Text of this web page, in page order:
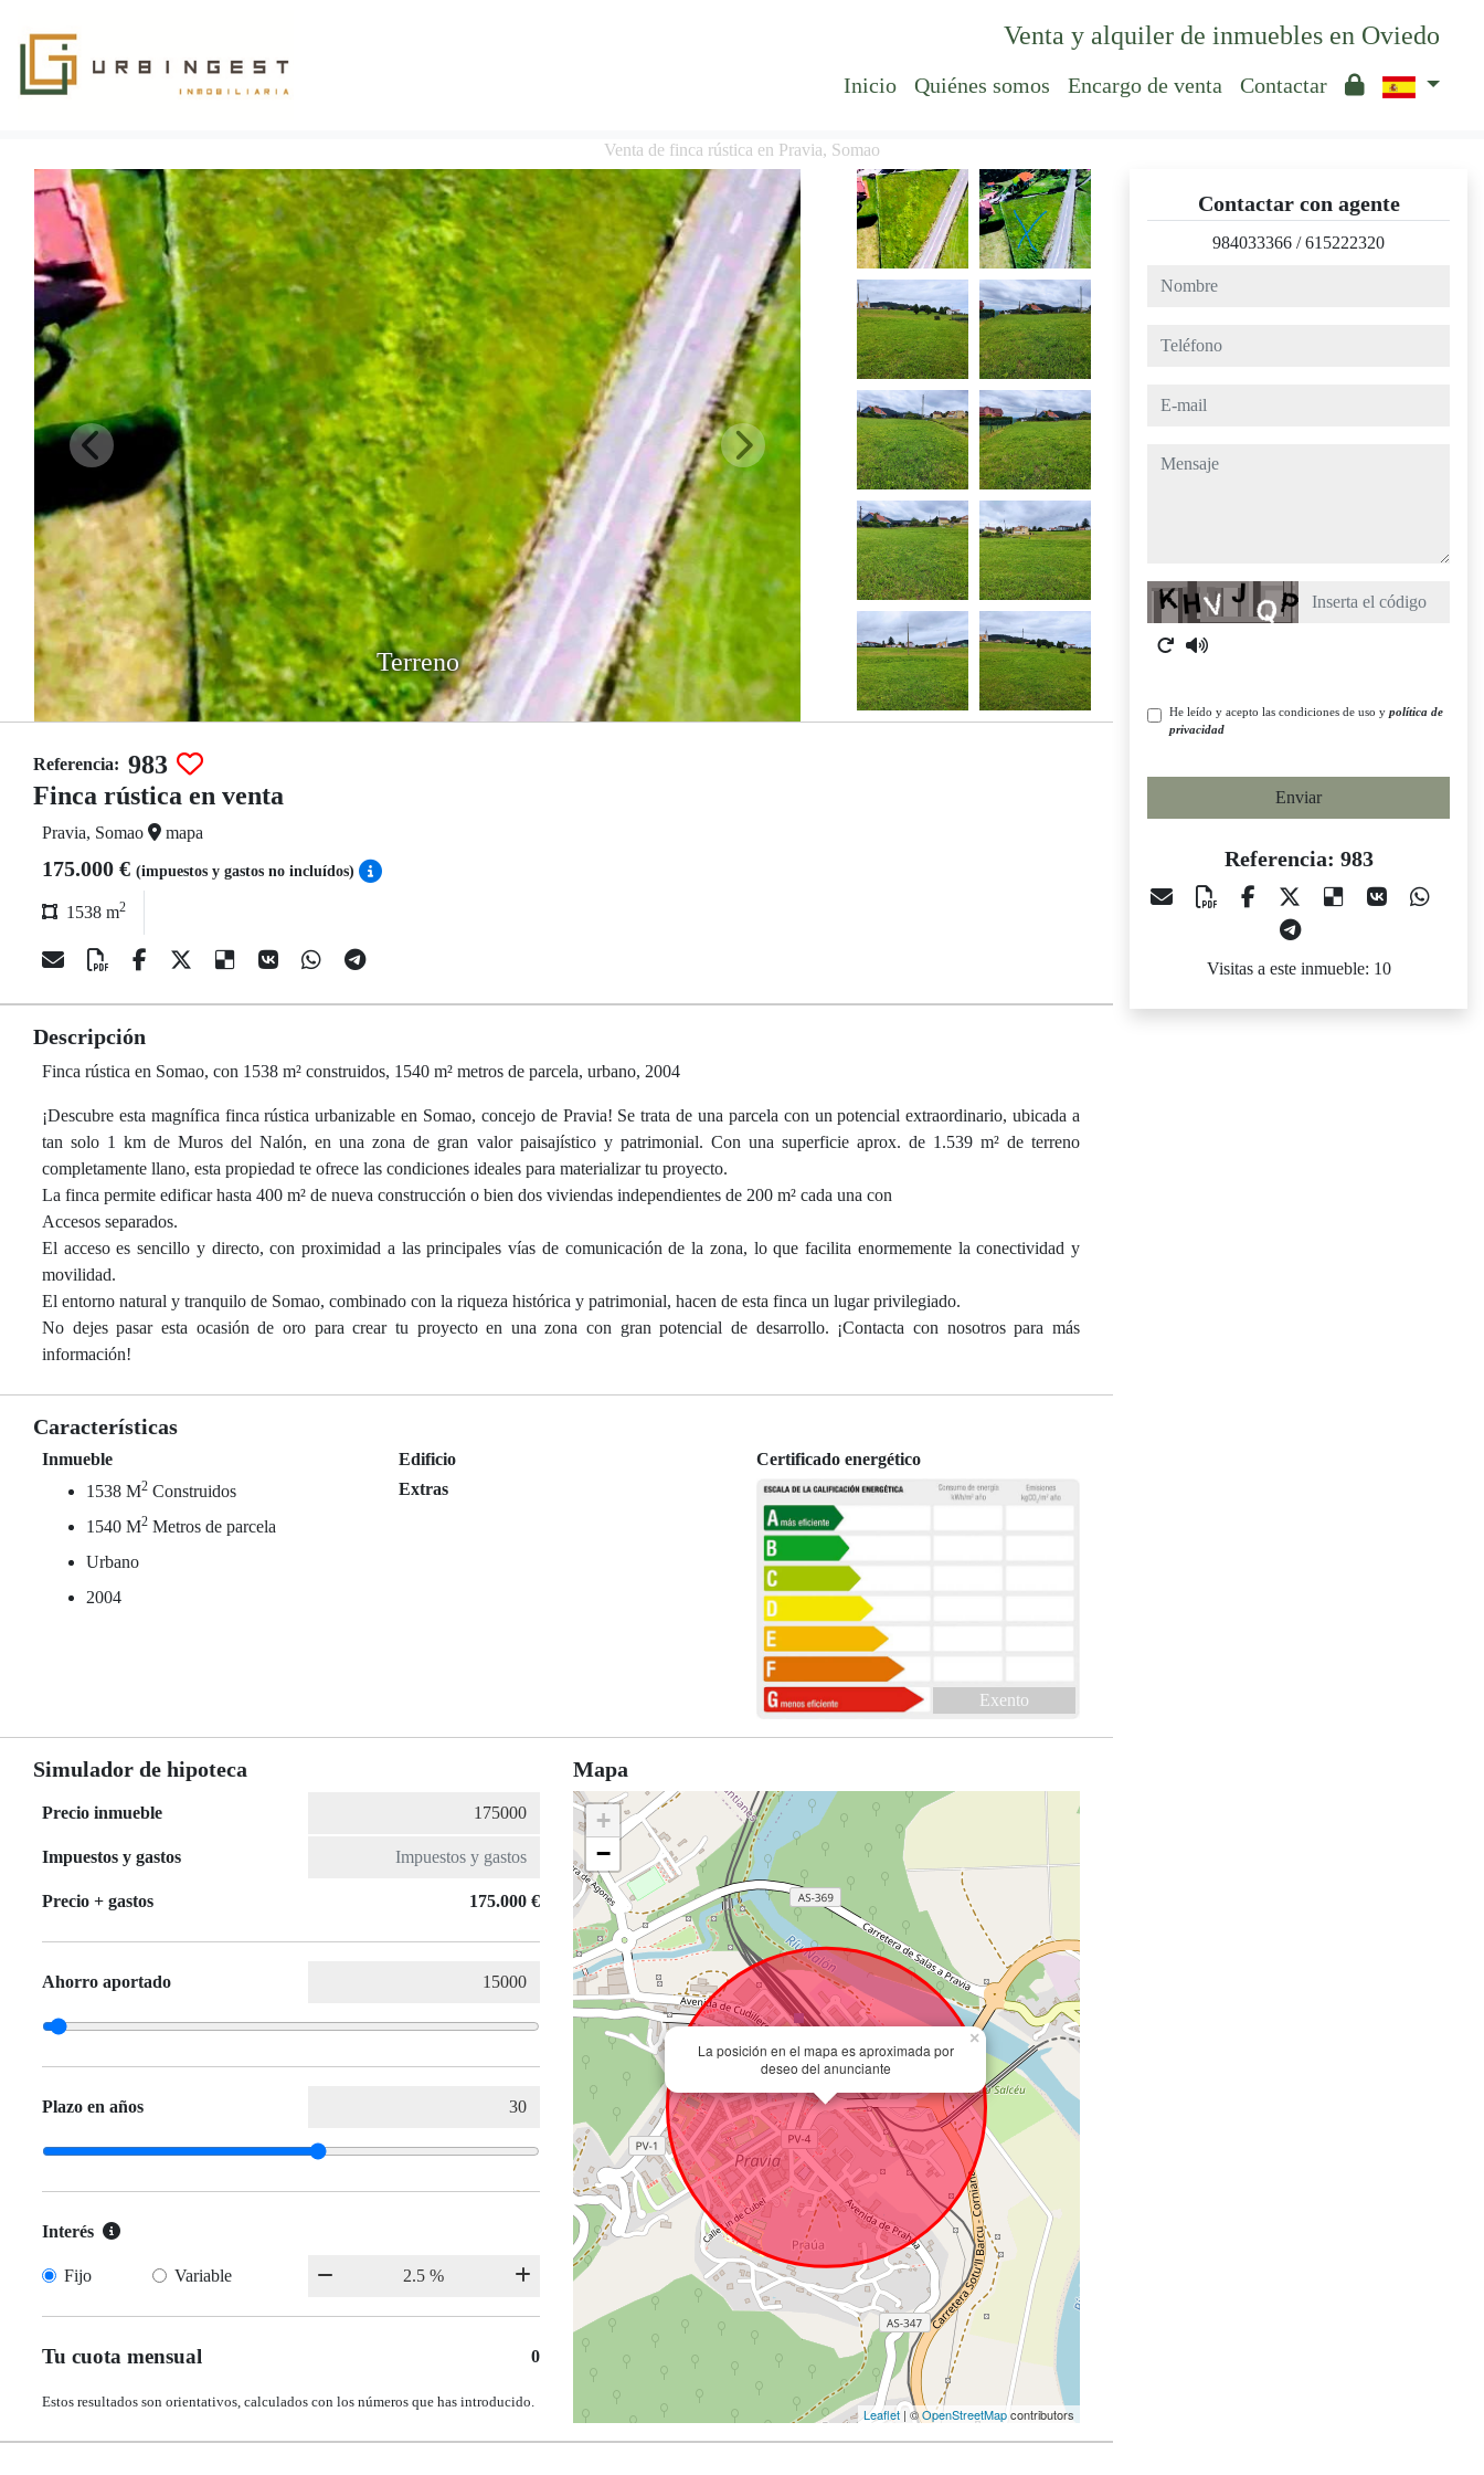
Venta y alquiler de inmuebles en Oviedo
Inicio Quiénes somos Encargo de venta Contactar
Venta de finca rústica en Pravia, Somao
Terreno
Referencia: 983
Finca rústica en venta
Pravia, Somao mapa
175.000 € (impuestos y gastos no incluídos)
1538 m2
Descripción
Finca rústica en Somao, con 1538 m² construidos, 1540 m² metros de parcela, urbano, 2004
¡Descubre esta magnífica finca rústica urbanizable en Somao, concejo de Pravia! Se trata de una parcela con un potencial extraordinario, ubicada a
tan solo 1 km de Muros del Nalón, en una zona de gran valor paisajístico y patrimonial. Con una superficie aprox. de 1.539 m² de terreno
completamente llano, esta propiedad te ofrece las condiciones ideales para materializar tu proyecto.
La finca permite edificar hasta 400 m² de nueva construcción o bien dos viviendas independientes de 200 m² cada una con
Accesos separados.
El acceso es sencillo y directo, con proximidad a las principales vías de comunicación de la zona, lo que facilita enormemente la conectividad y
movilidad.
El entorno natural y tranquilo de Somao, combinado con la riqueza histórica y patrimonial, hacen de esta finca un lugar privilegiado.
No dejes pasar esta ocasión de oro para crear tu proyecto en una zona con gran potencial de desarrollo. ¡Contacta con nosotros para más
información!
Características
Inmueble
1538 M2 Construidos
1540 M2 Metros de parcela
Urbano
2004
Edificio
Extras
Certificado energético
Exento
Simulador de hipoteca
Precio inmueble
Impuestos y gastos
Precio + gastos 175.000 €
Ahorro aportado
Plazo en años
Interés
Fijo Variable
Tu cuota mensual 0
Estos resultados son orientativos, calculados con los números que has introducido.
Mapa
La posición en el mapa es aproximada por
deseo del anunciante
×
+
−
Leaflet | ©OpenStreetMapcontributors
Contactar con agente
984033366 /615222320
nombre
teléfono
e-mail
mensaje
Captcha
He leído y acepto las condiciones de uso y política de
privacidad
Enviar
Referencia: 983
Visitas a este inmueble: 10